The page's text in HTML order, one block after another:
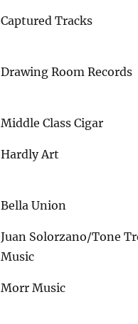
Captured Tracks
Drawing Room Records
Middle Class Cigar
Hardly Art
Bella Union
Juan Solorzano/Tone
Music
Morr Music